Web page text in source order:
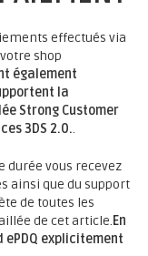
effectués via
shop
également
la
Strong Customer
3DS 2.0..
durée vous recevez
ainsi que du support
de toutes les
de cet article.En
explicitement